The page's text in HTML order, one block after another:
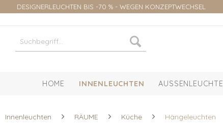
DESIGNERLEUCHTEN BIS -70 % - WEGEN KONZEPTWECHSEL
HOME INNENLEUCHTEN AUSSENLEUCHTEN
Innenleuchten RÄUME Küche Hängeleuchten